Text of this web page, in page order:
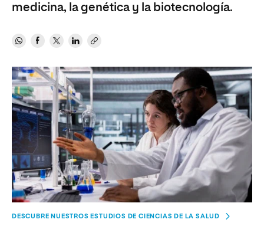
medicina, la genética y la biotecnología.
DESCUBRE NUESTROS ESTUDIOS DE CIENCIAS DE LA SALUD